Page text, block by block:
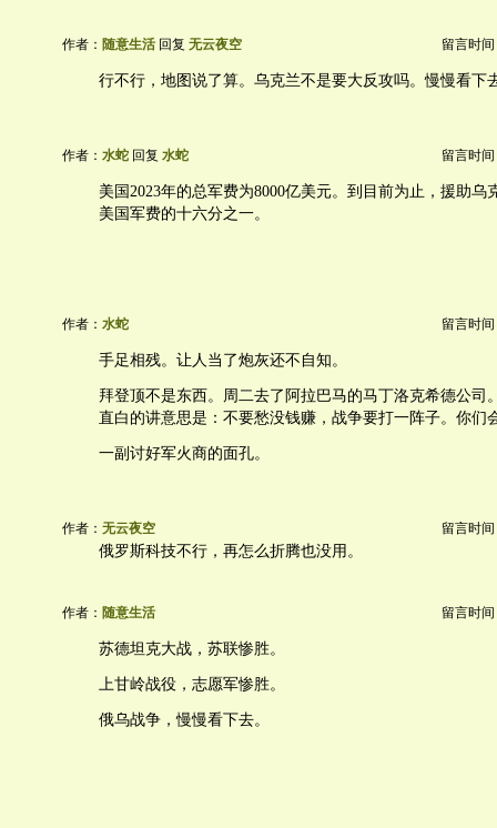
作者： 随意生活 回复 无云夜空 留言时间
行不行，地图说了算。乌克兰不是要大反攻吗。慢慢看下
作者： 水蛇 回复 水蛇 留言时间
美国2023年的总军费为8000亿美元。到目前为止，援助乌
美国军费的十六分之一。
作者： 水蛇 留言时间
手足相残。让人当了炮灰还不自知。
拜登顶不是东西。周二去了阿拉巴马的马丁洛克希德公司
直白的讲意思是：不要愁没钱赚，战争要打一阵子。你们
一副讨好军火商的面孔。
作者： 无云夜空 留言时间
俄罗斯科技不行，再怎么折腾也没用。
作者： 随意生活 留言时间
苏德坦克大战，苏联惨胜。
上甘岭战役，志愿军惨胜。
俄乌战争，慢慢看下去。